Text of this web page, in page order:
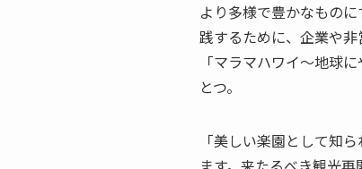
より多様で豊かなもの
践するために、企業や
「マラマハワイ〜地球
とつ。
「美しい楽園として知